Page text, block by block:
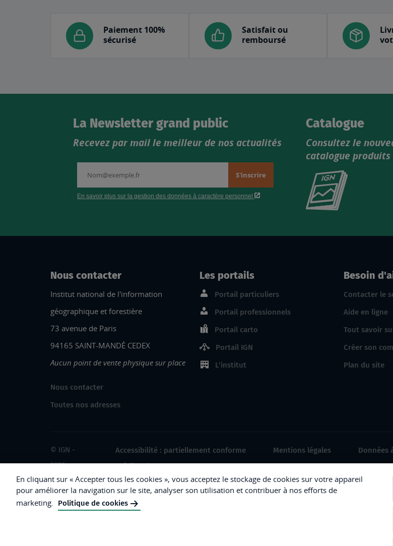
Paiement 100%
sécurisé
Satisfait ou
remboursé
La Newsletter grand public
Recevez par mail le meilleur de nos actualités
Catalogue
Consultez le
catalogue produits
Consultez
produits
Nous contacter
Institut national de l'information
géographique et forestière
73 avenue de Paris
94165 SAINT-MANDÉ CEDEX
Aucun point de vente physique sur place
Nous contacter
Toutes nos adresses
Les portails
Portail particuliers
Portail professionnels
Portail carto
Portail IGN
L'institut
Besoin
Contacter le
Aide en ligne
Tout savoir
Créer son
Plan du site
© IGN -
2026
Accessibilité : partiellement conforme Mentions légales Données
Crédits photos
République
En cliquant sur « Accepter tous les cookies », vous acceptez le stockage de cookies sur votre appareil
pour améliorer la navigation sur le site, analyser son utilisation et contribuer à nos efforts de
marketing.
Politique de cookies